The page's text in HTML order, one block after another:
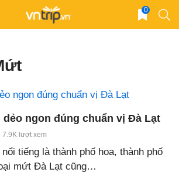
0
ngon đúng chuẩn vị Đà Lạt
7.9K lượt xem
tiếng là thành phố hoa, thành phố
mứt Đà Lạt cũng…